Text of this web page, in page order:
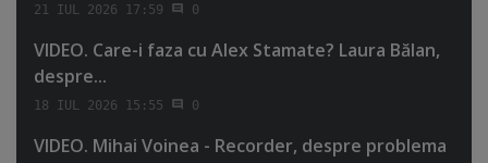
21 IUL 2026 17:59 0
VIDEO. Care-i faza cu Alex Stamate? Laura Bălan,
despre...
18 IUL 2026 15:55 0
VIDEO. Mihai Voinea - Recorder, despre problema